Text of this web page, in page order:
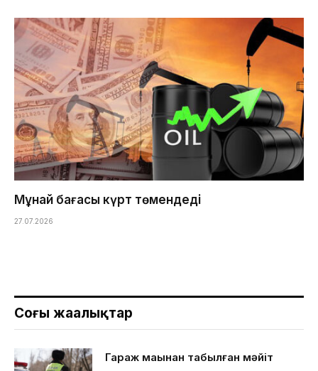
Мұнай бағасы күрт төмендеді
27.07.2026
Соңғы жаңалықтар
Гараж маңынан табылған мәйіт